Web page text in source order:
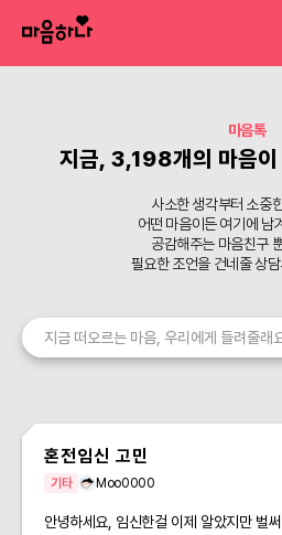
마음톡
지금, 3,198개의 마음이
사소한 생각부터 소중
어떤 마음이든 여기에 남
공감해주는 마음친구
필요한 조언을 건네줄 상
혼전임신 고민
기타 Moo0000
안녕하세요, 임신한걸 이제 알았지만 벌